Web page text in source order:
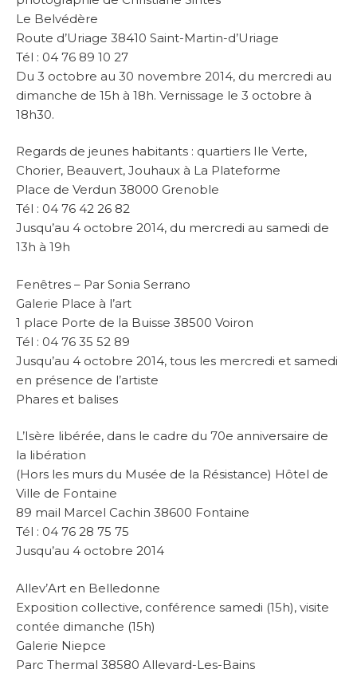
Le Belvédère
Route d’Uriage 38410 Saint-Martin-d’Uriage
Tél : 04 76 89 10 27
Du 3 octobre au 30 novembre 2014, du mercredi au
dimanche de 15h à 18h. Vernissage le 3 octobre à
18h30.
Regards de jeunes habitants : quartiers Ile Verte,
Chorier, Beauvert, Jouhaux à La Plateforme
Place de Verdun 38000 Grenoble
Tél : 04 76 42 26 82
Jusqu’au 4 octobre 2014, du mercredi au samedi de
13h à 19h
Fenêtres – Par Sonia Serrano
Galerie Place à l’art
1 place Porte de la Buisse 38500 Voiron
Tél : 04 76 35 52 89
Jusqu’au 4 octobre 2014, tous les mercredi et samedi
en présence de l’artiste
Phares et balises
L’Isère libérée, dans le cadre du 70e anniversaire de
la libération
(Hors les murs du Musée de la Résistance) Hôtel de
Ville de Fontaine
89 mail Marcel Cachin 38600 Fontaine
Tél : 04 76 28 75 75
Jusqu’au 4 octobre 2014
Allev’Art en Belledonne
Exposition collective, conférence samedi (15h), visite
contée dimanche (15h)
Galerie Niepce
Parc Thermal 38580 Allevard-Les-Bains